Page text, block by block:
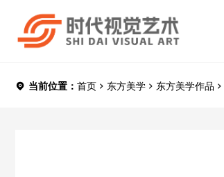
当前位置： 首页 东方美学 东方美学作品